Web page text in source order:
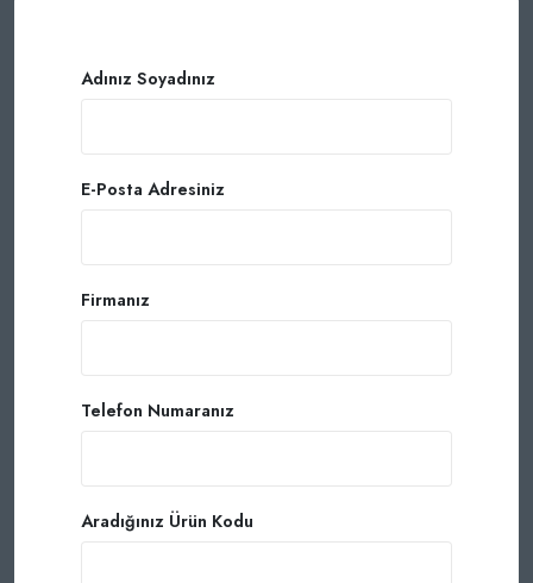
Adınız Soyadınız
E-Posta Adresiniz
Firmanız
Telefon Numaranız
Aradığınız Ürün Kodu